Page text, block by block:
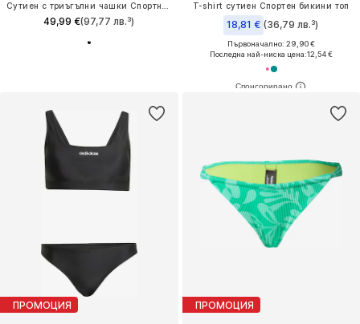
49,99 €(97,77 лв.³)
T-shirt сутиен Спортен бикини топ
18,81 € (36,79 лв.³)
Първоначално: 29,90 €
Последна най-ниска цена:12,54 €
ПРОМОЦИЯ ПРОМОЦИЯ